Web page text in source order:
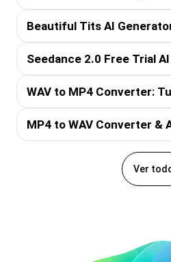
Beautiful Tits AI
Seedance 2.0 Free Trial
WAV to MP4 Converter:
MP4 to WAV Converter &
Ver